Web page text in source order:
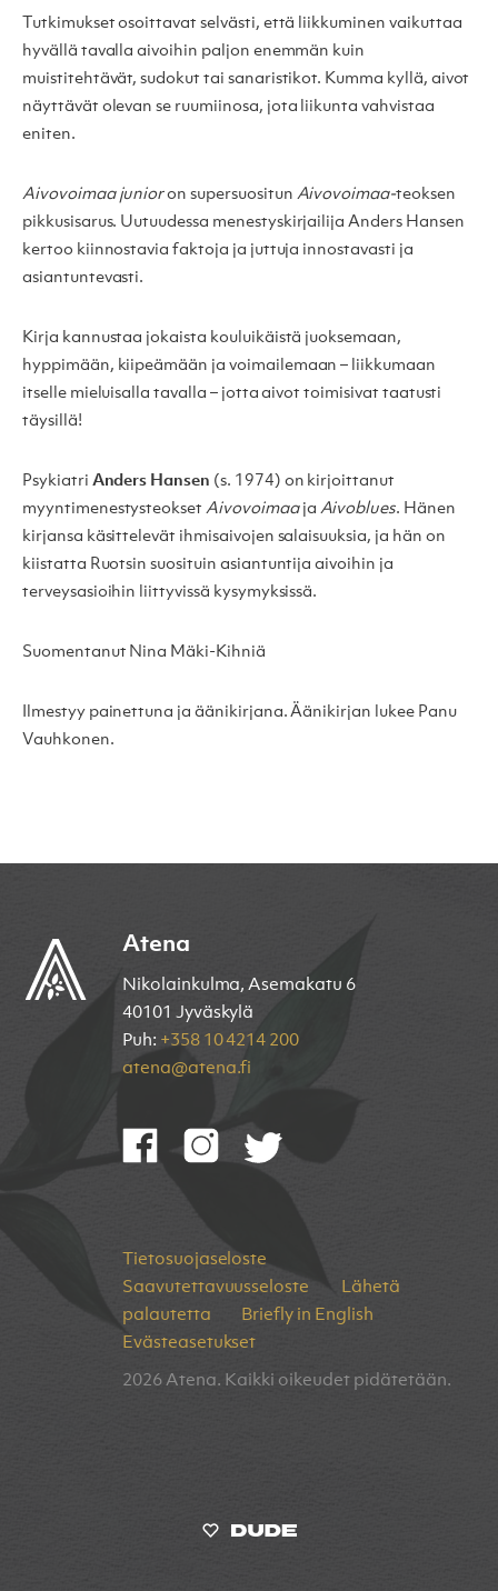
Tutkimukset osoittavat selvästi, että liikkuminen vaikuttaa
hyvällä tavalla aivoihin paljon enemmän kuin
muistitehtävät, sudokut tai sanaristikot. Kumma kyllä, aivot
näyttävät olevan se ruumiinosa, jota liikunta vahvistaa
eniten.
Aivovoimaa junioron supersuositun Aivovoimaa-teoksen
pikkusisarus. Uutuudessa menestyskirjailija Anders Hansen
kertoo kiinnostavia faktoja ja juttuja innostavasti ja
asiantuntevasti.
Kirja kannustaa jokaista kouluikäistä juoksemaan,
hyppimään, kiipeämään ja voimailemaan – liikkumaan
itselle mieluisalla tavalla – jotta aivot toimisivat taatusti
täysillä!
Psykiatri Anders Hansen (s. 1974) on kirjoittanut
myyntimenestysteoksetAivovoimaaja Aivoblues. Hänen
kirjansa käsittelevät ihmisaivojen salaisuuksia, ja hän on
kiistatta Ruotsin suosituin asiantuntija aivoihin ja
terveysasioihin liittyvissä kysymyksissä.
Suomentanut Nina Mäki-Kihniä
Ilmestyy painettuna ja äänikirjana. Äänikirjan lukee Panu
Vauhkonen.
Atena
Nikolainkulma, Asemakatu 6
40101 Jyväskylä
Puh: +358 10 4214 200
atena@atena.fi
Tietosuojaseloste
Saavutettavuusseloste
Lähetä
palautetta
Briefly in English
Evästeasetukset
2026 Atena. Kaikki oikeudet pidätetään.